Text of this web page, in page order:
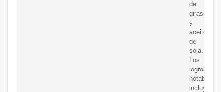
de
girasol
y
aceite
de
soja.
Los
logros
notables
incluyen